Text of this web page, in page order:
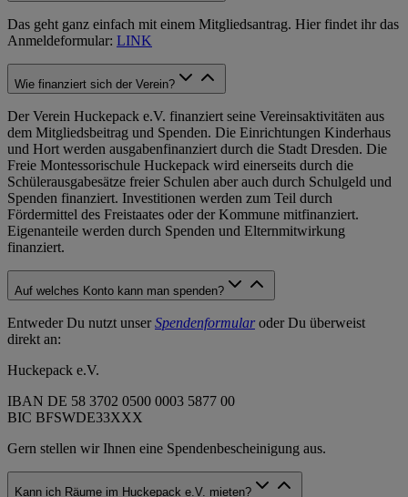
Das geht ganz einfach mit einem Mitgliedsantrag. Hier findet ihr das
Anmeldeformular: LINK
Wie finanziert sich der Verein?
Der Verein Huckepack e.V. finanziert seine Vereinsaktivitäten aus
dem Mitgliedsbeitrag und Spenden. Die Einrichtungen Kinderhaus
und Hort werden ausgabenfinanziert durch die Stadt Dresden. Die
Freie Montessorischule Huckepack wird einerseits durch die
Schülerausgabesätze freier Schulen aber auch durch Schulgeld und
Spenden finanziert. Investitionen werden zum Teil durch
Fördermittel des Freistaates oder der Kommune mitfinanziert.
Eigenanteile werden durch Spenden und Elternmitwirkung
finanziert.
Auf welches Konto kann man spenden?
Entweder Du nutzt unserSpendenformularoder Du überweist
direkt an:
Huckepack e.V.
IBAN DE 58 3702 0500 0003 5877 00
BIC BFSWDE33XXX
Gern stellen wir Ihnen eine Spendenbescheinigung aus.
Kann ich Räume im Huckepack e.V. mieten?